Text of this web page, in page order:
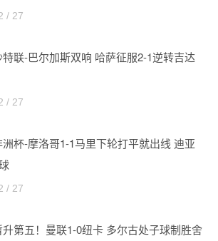
/ 27
联-巴尔加斯双响 哈萨征服2-1逆转吉达
/ 27
杯-摩洛哥1-1马里下轮打平就出线 迪亚
/ 27
第五！曼联1-0纽卡 多尔古处子球制胜舍